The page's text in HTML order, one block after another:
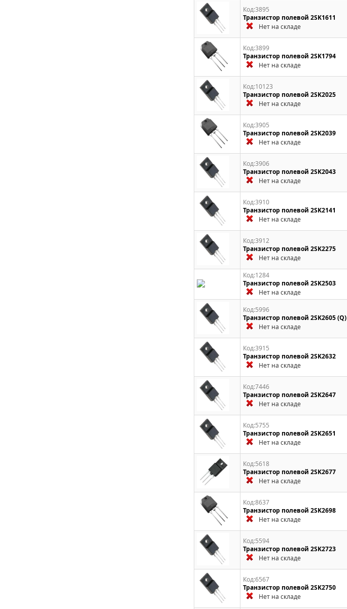
Код:3895
Транзистор полевой 2SK1611
Нет на складе
Код:3899
Транзистор полевой 2SK1794
Нет на складе
Код:10123
Транзистор полевой 2SK2025
Нет на складе
Код:3905
Транзистор полевой 2SK2039
Нет на складе
Код:3906
Транзистор полевой 2SK2043
Нет на складе
Код:3910
Транзистор полевой 2SK2141
Нет на складе
Код:3912
Транзистор полевой 2SK2275
Нет на складе
Код:1284
Транзистор полевой 2SK2503
Нет на складе
Код:5996
Транзистор полевой 2SK2605 (Q)
Нет на складе
Код:3915
Транзистор полевой 2SK2632
Нет на складе
Код:7446
Транзистор полевой 2SK2647
Нет на складе
Код:5755
Транзистор полевой 2SK2651
Нет на складе
Код:5618
Транзистор полевой 2SK2677
Нет на складе
Код:8637
Транзистор полевой 2SK2698
Нет на складе
Код:5594
Транзистор полевой 2SK2723
Нет на складе
Код:6567
Транзистор полевой 2SK2750
Нет на складе